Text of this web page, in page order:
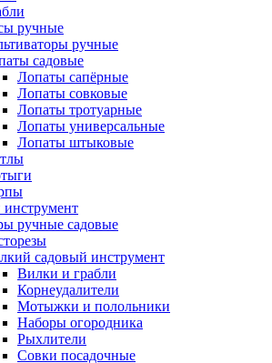
ручные
ручные
садовые
Лопаты сапёрные
Лопаты совковые
Лопаты тротуарные
Лопаты универсальные
Лопаты штыковые
ручные садовые
садовый инструмент
Вилки и грабли
Корнеудалители
Мотыжки и полольники
Наборы огородника
Рыхлители
Совки посадочные